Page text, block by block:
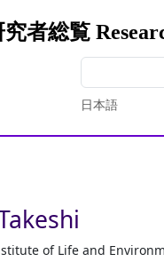
究者総覧
日本語
of Life and